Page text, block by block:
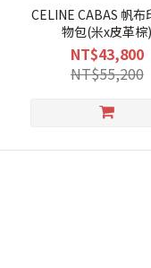
CELINE CABAS 帆布
物包(米x皮革棕)
NT$43,800
NT$55,200